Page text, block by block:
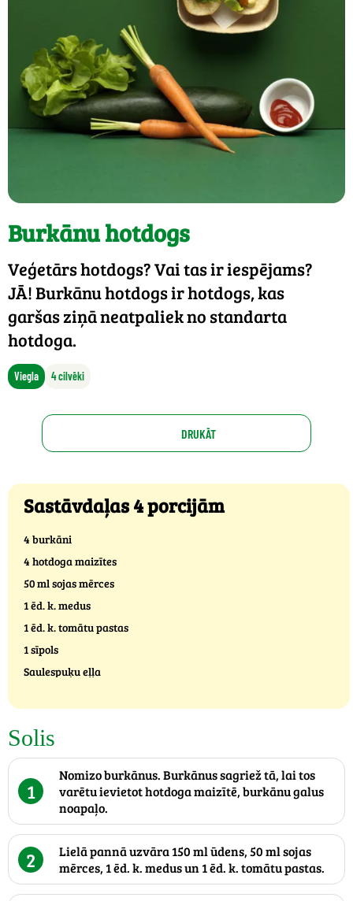
Burkānu hotdogs
Veģetārs hotdogs? Vai tas ir iespējams?
JĀ! Burkānu hotdogs ir hotdogs, kas
garšas ziņā neatpaliek no standarta
hotdoga.
Viegla 4 cilvēki
DRUKĀT
Sastāvdaļas 4 porcijām
4 burkāni
4 hotdoga maizītes
50 ml sojas mērces
1 ēd. k. medus
1 ēd. k. tomātu pastas
1 sīpols
Saulespuķu eļļa
Solis
1
Nomizo burkānus. Burkānus sagriež tā, lai tos
varētu ievietot hotdoga maizītē, burkānu galus
noapaļo.
2
Lielā pannā uzvāra 150 ml ūdens, 50 ml sojas
mērces, 1 ēd. k. medus un 1 ēd. k. tomātu pastas.